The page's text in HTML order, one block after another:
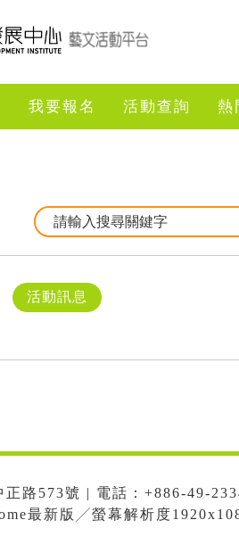
我要報名 活動查詢 熱
活動訊息
路573號 | 電話：+886-49-
最新版╱螢幕解析度